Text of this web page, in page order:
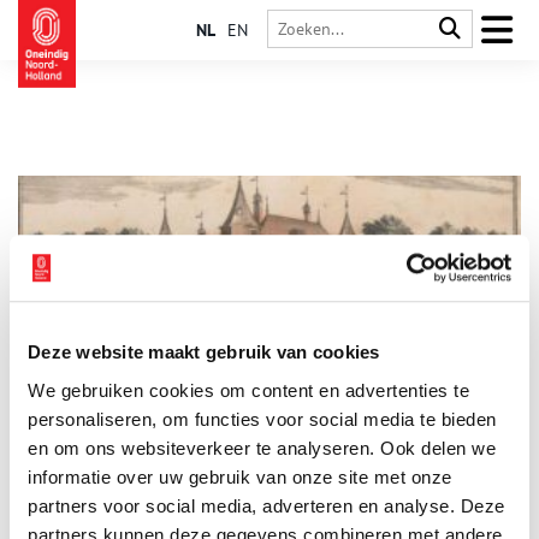
Deze website maakt gebruik van cookies
We gebruiken cookies om content en advertenties te
personaliseren, om functies voor social media te bieden
en om ons websiteverkeer te analyseren. Ook delen we
informatie over uw gebruik van onze site met onze
partners voor social media, adverteren en analyse. Deze
partners kunnen deze gegevens combineren met andere
NL EN
Kasteel Nederhorst mag oorspronkelijk uit de dertiende eeuw
dateren, het is vorige eeuw vooral bekend geworden als
‘Bommelstein’. Het oude kasteel raakte bij een brand in 1971
grotendeels verwoest, kort na een ingrijpende restauratie. Het
is echter fraai herrezen en staat te pronken op de berg. Omdat
striptekenaar Marten Toonder er zijn studio’s had waar de
populaire verhalen van Tom Poes en Olie B. Bommel vorm